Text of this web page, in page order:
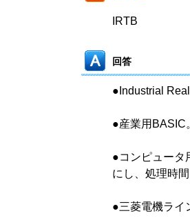
IRTB
回答
●Industrial
●産業用BASIC
●コンピュータ
にし、処理時
●三菱電機ライ